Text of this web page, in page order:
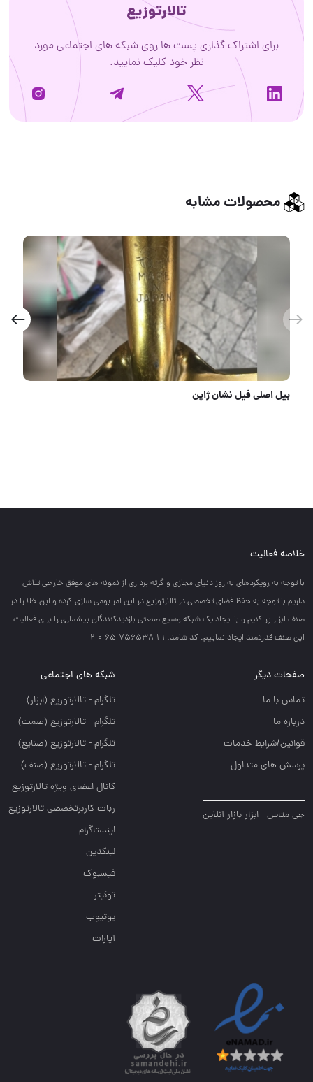
تالارتوزیع
برای اشتراک گذاری پست ها روی شبکه های اجتماعی مورد
نظر خود کلیک نمایید.
محصولات مشابه
خلاصه فعالیت
با توجه به رويكردهاي به روز دنياي مجازي و گرته برداري از نمونه هاي موفق خارجي تلاش
داريم با توجه به حفظ فضاي تخصصي در تالارتوزيع در اين امر بومي سازي كرده و اين خلا را در
صنف ابزار پر كنيم و با ايجاد يك شبكه وسيع صنعتي بازديدكنندگان بيشماري را براي فعاليت
اين صنف قدرتمند ايجاد نماييم. کد شامد: 1-1-756538-65-0-2
صفحات دیگر
تماس با ما
درباره ما
قوانین/شرایط خدمات
پرسش های متداول
جی متاس - ابزار بازار آنلاین
شبکه های اجتماعی
تلگرام - تالارتوزيع (ابزار)
تلگرام - تالارتوزيع (صمت)
تلگرام - تالارتوزيع (صنايع)
تلگرام - تالارتوزیع (صنف)
کانال اعضای ویژه تالارتوزیع
ربات کاربرتخصصی تالارتوزیع
اینستاگرام
لینکدین
فیسبوک
توئیتر
یوتیوب
آپارات